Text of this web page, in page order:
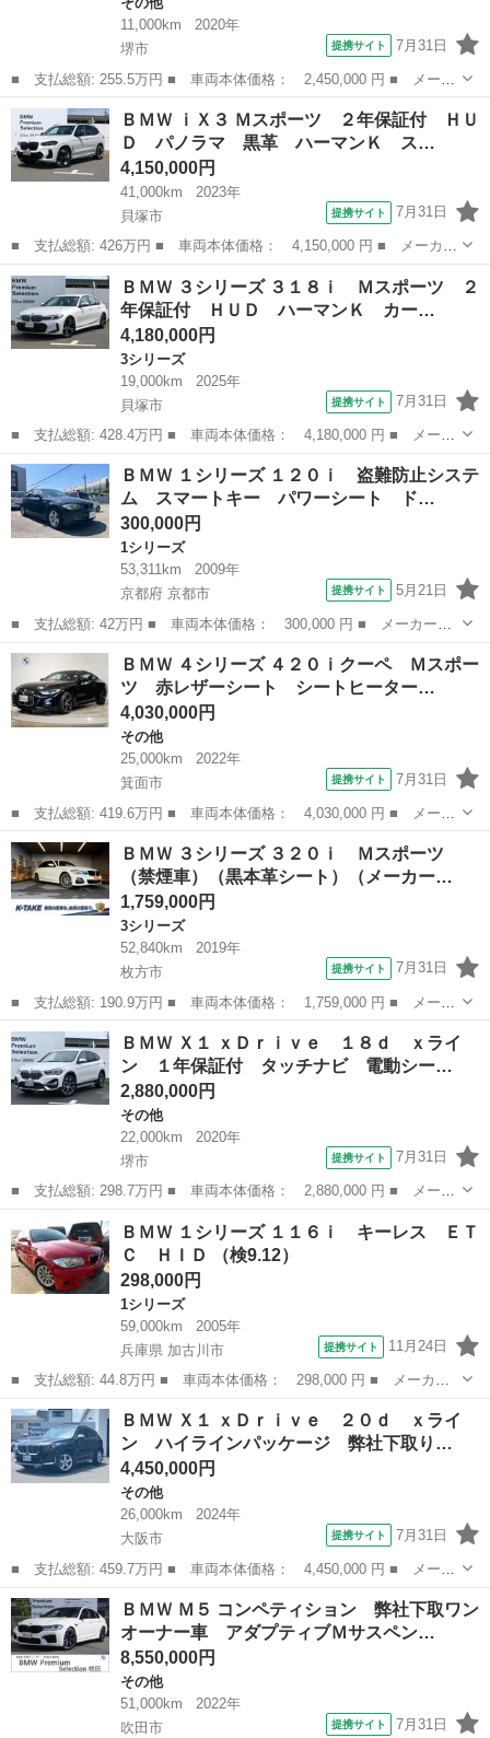
11,000km
2020年
堺市
提携サイト 7月31日
■ 支払総額: 255.5万円 ■ 車両本体価格： 2,450,000 円 ■ メーカ
ー名： ＢＭＷ ■ 車種名： ２シリーズ ■ グレード名： ２１８
ｉグランクーペ Ｍスポーツ １年保証付 ＢＫキドニー ＡＣＣ
運転席電...
大阪 堺市
ＢＭＷ ｉＸ３ Ｍスポーツ ２年保証付 ＨＵ
Ｄ パノラマ 黒革 ハーマンＫ ス…
4,150,000円
41,000km
2023年
貝塚市
提携サイト 7月31日
■ 支払総額: 426万円 ■ 車両本体価格： 4,150,000 円 ■ メーカー
名： ＢＭＷ ■ 車種名： ｉＸ３ ■ グレード名： Ｍスポーツ
２年保証付 ＨＵＤ パノラマ 黒革 ハーマンＫ ステアリング
Ｈ 電動シー...
大阪 貝塚市
ＢＭＷ ３シリーズ ３１８ｉ Ｍスポーツ ２
年保証付 ＨＵＤ ハーマンＫ カー…
4,180,000円
3シリーズ
19,000km
2025年
貝塚市
提携サイト 7月31日
■ 支払総額: 428.4万円 ■ 車両本体価格： 4,180,000 円 ■ メーカ
ー名： ＢＭＷ ■ 車種名： ３シリーズ ■ グレード名： ３１８
ｉ Ｍスポーツ ２年保証付 ＨＵＤ ハーマンＫ カーブドＤ 全
方位カメ...
大阪 貝塚市 3シリーズ
ＢＭＷ １シリーズ １２０ｉ 盗難防止システ
ム スマートキー パワーシート ド…
300,000円
1シリーズ
53,311km
2009年
京都府 京都市
提携サイト 5月21日
■ 支払総額: 42万円 ■ 車両本体価格： 300,000 円 ■ メーカー
名： ＢＭＷ ■ 車種名： １シリーズ ■ グレード名： １２０
ｉ 盗難防止システム スマートキー パワーシート ドライブレコ
ーダー パワーウィ...
京都 京都市
ＢＭＷ ４シリーズ ４２０ｉクーペ Ｍスポー
ツ 赤レザーシート シートヒーター…
4,030,000円
その他
25,000km
2022年
箕面市
提携サイト 7月31日
■ 支払総額: 419.6万円 ■ 車両本体価格： 4,030,000 円 ■ メーカ
ー名： ＢＭＷ ■ 車種名： ４シリーズ ■ グレード名： ４２０
ｉクーペ Ｍスポーツ 赤レザーシート シートヒーター 純正ＨＤ
Ｄナビ ...
大阪 箕面市
ＢＭＷ ３シリーズ ３２０ｉ Ｍスポーツ
（禁煙車）（黒本革シート）（メーカー…
1,759,000円
3シリーズ
52,840km
2019年
枚方市
提携サイト 7月31日
■ 支払総額: 190.9万円 ■ 車両本体価格： 1,759,000 円 ■ メーカ
ー名： ＢＭＷ ■ 車種名： ３シリーズ ■ グレード名： ３２０
ｉ Ｍスポーツ （禁煙車）（黒本革シート）（メーカーナビ）（レ
ーダクル...
大阪 枚方市
ＢＭＷ Ｘ１ ｘＤｒｉｖｅ １８ｄ ｘライ
ン １年保証付 タッチナビ 電動シー…
2,880,000円
その他
22,000km
2020年
堺市
提携サイト 7月31日
■ 支払総額: 298.7万円 ■ 車両本体価格： 2,880,000 円 ■ メーカ
ー名： ＢＭＷ ■ 車種名： Ｘ１ ■ グレード名： ｘＤｒｉｖ
ｅ １８ｄ ｘライン １年保証付 タッチナビ 電動シート 電動
トランク前...
堺市
ＢＭＷ １シリーズ １１６ｉ キーレス ＥＴ
Ｃ ＨＩＤ （検9.12）
298,000円
1シリーズ
59,000km
2005年
兵庫県 加古川市
提携サイト 11月24日
■ 支払総額: 44.8万円 ■ 車両本体価格： 298,000 円 ■ メーカー
名： ＢＭＷ ■ 車種名： １シリーズ ■ グレード名： １１６
ｉ キーレス ＥＴＣ ＨＩＤ ■ 排気量： 1600cc ■ ドア枚
数： 5...
兵庫 加古川市
ＢＭＷ Ｘ１ ｘＤｒｉｖｅ ２０ｄ ｘライ
ン ハイラインパッケージ 弊社下取り…
4,450,000円
その他
26,000km
2024年
大阪市
提携サイト 7月31日
■ 支払総額: 459.7万円 ■ 車両本体価格： 4,450,000 円 ■ メーカ
ー名： ＢＭＷ ■ 車種名： Ｘ１ ■ グレード名： ｘＤｒｉｖ
ｅ ２０ｄ ｘライン ハイラインパッケージ 弊社下取りワンオー
ナー ハイ...
大阪 大阪市
ＢＭＷ Ｍ５ コンペティション 弊社下取ワン
オーナー車 アダプティブＭサスペン…
8,550,000円
その他
51,000km
2022年
吹田市
提携サイト 7月31日